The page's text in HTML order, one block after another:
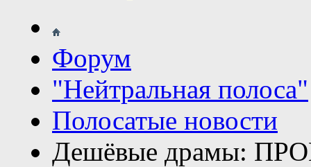
Форум
"Нейтральная полоса"
Полосатые новости
Дешёвые драмы: